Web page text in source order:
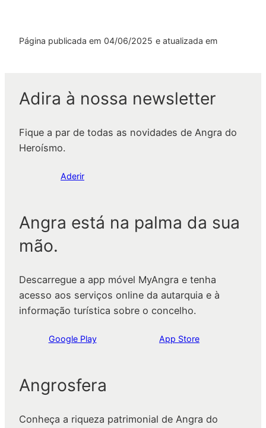
Página publicada em 04/06/2025 e atualizada em
Adira à nossa newsletter
Fique a par de todas as novidades de Angra do
Heroísmo.
Aderir
Angra está na palma da sua
mão.
Descarregue a app móvel MyAngra e tenha
acesso aos serviços online da autarquia e à
informação turística sobre o concelho.
Google Play App Store
Angrosfera
Conheça a riqueza patrimonial de Angra do